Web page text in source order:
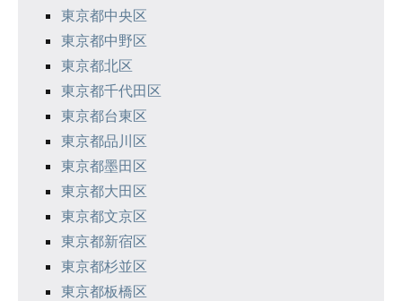
東京都中央区
東京都中野区
東京都北区
東京都千代田区
東京都台東区
東京都品川区
東京都墨田区
東京都大田区
東京都文京区
東京都新宿区
東京都杉並区
東京都板橋区